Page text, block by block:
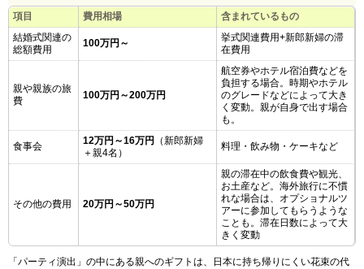
項目 費用相場
含まれているもの
結婚式関連の
総額費用
100万円～
挙式関連費用+新郎新婦の滞
在費用
親や親族の旅
費
100万円～200万円
航空券やホテル宿泊費などを
負担する場合。時期やホテル
のグレードなどによって大き
く変動。親が自身で出す場合
も。
食事会 12万円～16万円
（新郎新婦
＋親4名）
料理・飲み物・ケーキなど
その他の費用 20万円～50万円
親の滞在中の飲食費や観光、
お土産など。海外旅行に不慣
れな場合は、オプショナルツ
アーに参加してもらうような
ことも。滞在日数によって大
きく変動
「パーティ演出」の中にある親へのギフトは、日本に持ち帰りにくい花束の代